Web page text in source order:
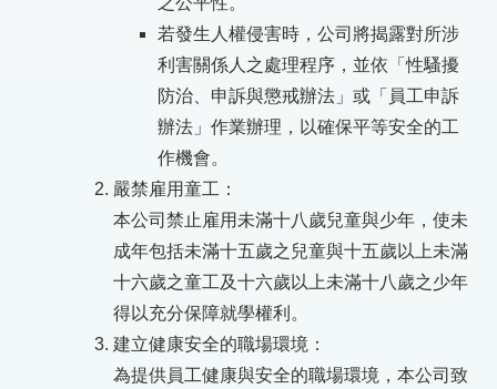
若發生人權侵害時，公司將揭露對所涉
利害關係人之處理程序，並依「性騷擾
防治、申訴與懲戒辦法」或「員工申訴
辦法」作業辦理，以確保平等安全的工
作機會。
嚴禁雇用童工：
本公司禁止雇用未滿十八歲兒童與少年，使未
成年包括未滿十五歲之兒童與十五歲以上未滿
十六歲之童工及十六歲以上未滿十八歲之少年
得以充分保障就學權利。
建立健康安全的職場環境：
為提供員工健康與安全的職場環境，本公司致